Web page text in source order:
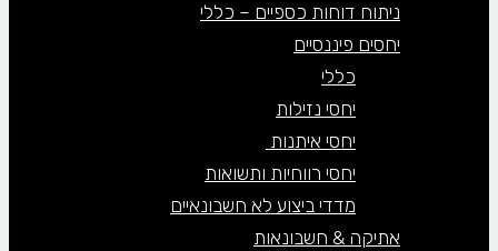
ניתוח דוחות כספיים – כללי
יחסים פיננסיים
כללי
יחסי נזילות
יחסי איתנות
יחסי רווחיות ותשואות
מדדי ביצוע לא חשבונאיים
אתיקה & חשבונאות